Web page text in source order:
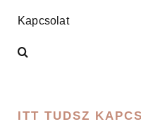
Kapcsolat
ITT TUDSZ